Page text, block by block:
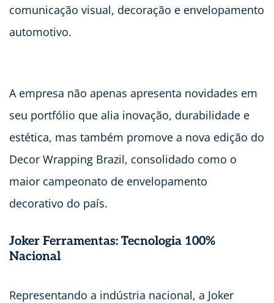
comunicação visual, decoração e envelopamento
automotivo.
A empresa não apenas apresenta novidades em
seu portfólio que alia inovação, durabilidade e
estética, mas também promove a nova edição do
Decor Wrapping Brazil, consolidado como o
maior campeonato de envelopamento
decorativo do país.
Joker Ferramentas: Tecnologia 100%
Nacional
Representando a indústria nacional, a Joker